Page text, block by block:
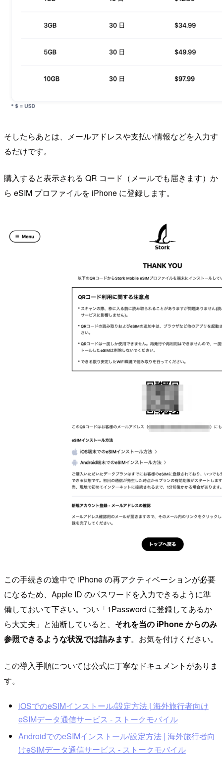
そしたらあとは、メールアドレスや支払い情報などを入力す
るだけです。
購入すると表示される QR コード（メールでも届きます）か
ら eSIM プロファイルを iPhone に登録します。
この手続きの途中で iPhone の再アクティベーションが必要
になるため、Apple ID のパスワードを入力できるように準
備しておいて下さい。つい「1Password に登録してあるか
ら大丈夫」と油断していると、 それを当の iPhone からのみ
参照できるような状況では詰みます。お気を付けください。
この導入手順については公式に丁寧なドキュメントがありま
す。
iOSでのeSIMインストール/設定方法 | 海外旅行者向け
eSIMデータ通信サービス - ストークモバイル
AndroidでのeSIMインストール/設定方法 | 海外旅行者向
けeSIMデータ通信サービス - ストークモバイル